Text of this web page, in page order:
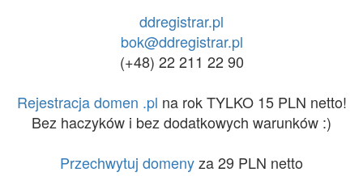
ddregistrar.pl
bok@ddregistrar.pl
(+48) 22 211 22 90
Rejestracja domen .pl na rok TYLKO 15 PLN netto!
Bez haczyków i bez dodatkowych warunków :)
Przechwytuj domenyza 29 PLN netto